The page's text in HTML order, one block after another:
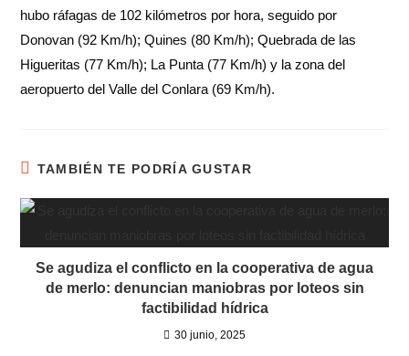
hubo ráfagas de 102 kilómetros por hora, seguido por
Donovan (92 Km/h); Quines (80 Km/h); Quebrada de las
Higueritas (77 Km/h); La Punta (77 Km/h) y la zona del
aeropuerto del Valle del Conlara (69 Km/h).
TAMBIÉN TE PODRÍA GUSTAR
Se agudiza el conflicto en la cooperativa de agua
de merlo: denuncian maniobras por loteos sin
factibilidad hídrica
30 junio, 2025